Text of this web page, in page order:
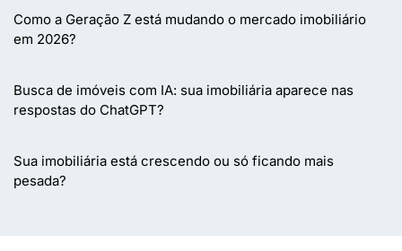
Como a Geração Z está mudando o mercado imobiliário
em 2026?
Busca de imóveis com IA: sua imobiliária aparece nas
respostas do ChatGPT?
Sua imobiliária está crescendo ou só ficando mais
pesada?